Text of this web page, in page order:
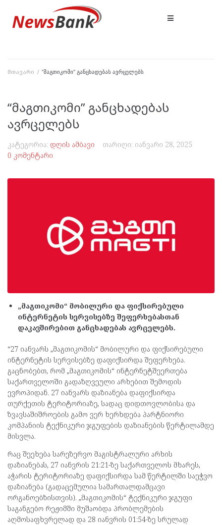
მთავარი / “მაგთიკომი” განცხადებას ავრცელებს
“მაგთიკომი” განცხადებას
ავრცელებს
კატეგორია: დღის ამბავი თარიღი: იანვარი 28, 2025
0 კომენტარი
„მაგთიკომი“ მობილური და ფიქსირებული
ინტერნეტის სერვისებზე შეფერხებასთან
დაკავშირებით განცხადებას ავრცელებს.
“27 იანვარს „მაგთიკომის“ მობილური და ფიქსირებული
ინტერნეტის სერვისებზე დაფიქსირდა შეფერხება.
გაცნობებთ, რომ „მაგთიკომის“ ინტერნეტშეერთება
საქართველოში გადაზღვეული არხებით შემოდის
ევროპიდან. 27 იანვარს დაზიანება დაფიქსირდა
თურქეთის ტერიტორიაზე, სადაც დიდთოვლობისა და
ზვავსაშიშროების გამო ვერ ხერხდება პარტნიორი
კომპანიის ტექნიკური ჯგუფების დაზიანების წერტილამდე
მისვლა.
რაც შეეხება სარეზერვო მაგისტრალური არხის
დაზიანებას, 27 იანვრის 21:21-ზე საქართველოს მხარეს,
აჭარის ტერიტორიაზე დაფიქსირდა სამ წერტილში საეჭვო
დაზიანება (გადაცემულია სამართალდამცავი
ორგანოებზისთვის). „მაგთიკომის“ ტექნიკური ჯგუფი
საგანგებო რეჟიმში მუშაობდა პრობლემების
აღმოსაფხვრელად და 28 იანვრის 01:54-ზე სრულად